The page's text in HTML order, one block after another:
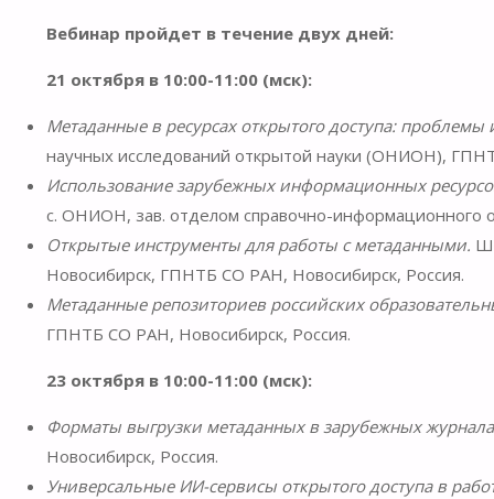
Вебинар пройдет в течение двух дней:
21 октября в 10:00-11:00 (мск):
Метаданные в ресурсах открытого доступа:
научных исследований открытой науки (ОНИОН),
Использование зарубежных информационных
с. ОНИОН, зав. отделом справочно-информационного
Открытые инструменты для работы с метаданными.
Новосибирск, ГПНТБ СО РАН, Новосибирск, Россия.
Метаданные репозиториев российских
ГПНТБ СО РАН, Новосибирск, Россия.
23 октября в 10:00-11:00 (мск):
Форматы выгрузки метаданных в зарубежных
Новосибирск, Россия.
Универсальные ИИ-сервисы открытого доступа в